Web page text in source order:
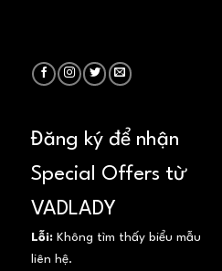
Đăng ký để nhận
Special Offers từ
VADLADY
Lỗi: Không tìm thấy biểu mẫu
liên hệ.